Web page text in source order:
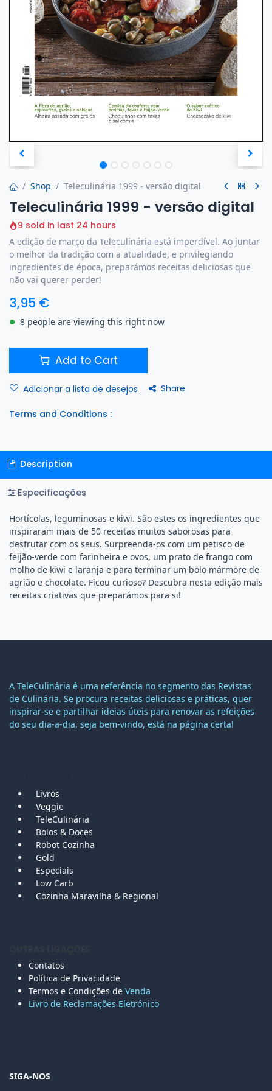
Shop Teleculinária 1999 - versão digital
Teleculinária 1999 - versão digital
9 sold in last 24 hours
A edição de março da Teleculinária está imperdível. Ao juntar
o melhor da tradição com a atualidade, e privilegiando
ingredientes de época, preparámos receitas deliciosas que
não vai querer perder!
3,95 €
8 people are viewing this right now
Add to Cart
Adicionar a lista de desejos Share
Terms and Conditions :
Description
Especificações
Hortícolas, leguminosas e kiwi. São estes os ingredientes que
inspiraram mais de 50 receitas muitos saborosas para
desfrutar com os seus. Surpreenda-os com um petisco de
feijão-verde com farinheira e ovos, um prato de frango com
molho de kiwi e laranja e para terminar um bolo mármore de
agrião e chocolate. Ficou curioso? Descubra nesta edição mais
receitas criativas que preparámos para si!
A TeleCulinária é uma referência no segmento das Revistas
de Culinária. Se procura receitas deliciosas e práticas, quer
inspirar-se e partilhar ideias úteis para renovar as refeições
do seu dia-a-dia, seja bem-vindo, está na página certa!
Livros
Veggie
TeleCulinária
Bolos & Doces
Robot Cozinha
Gold
Especiais
Low Carb
Cozinha Maravilha & Regional
Contatos
Política de Privacidade
Termos e Condições de Venda
Livro de Reclamações Eletrónico
SIGA-NOS